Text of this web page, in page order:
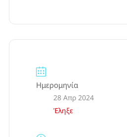
Ημερομηνία
28 Απρ 2024
Έληξε